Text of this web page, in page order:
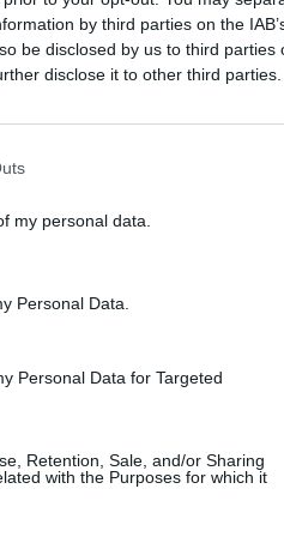
by third parties on the
be disclosed by us to third parties
disclose it to other third parties.
my personal data.
Personal Data.
Personal Data for Targeted
Retention, Sale, and/or Sharing
with the Purposes for which it
quelle donne che in questo periodo
l'entusiasmo del proprio
retrocessioni: playoff e playout
24 Set 2020
Giudice Sportivo: 2 giornate di
squalifica a Peana (Arzachena), 1
4 Mar 2020
squalifica a Montanaro e Moro
(Budoni), Manca (Lanusei), Gianni e